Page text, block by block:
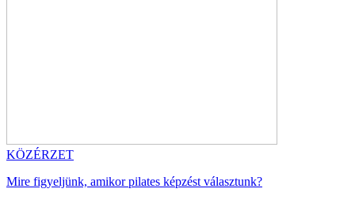
KÖZÉRZET
Mire figyeljünk, amikor pilates képzést választunk?